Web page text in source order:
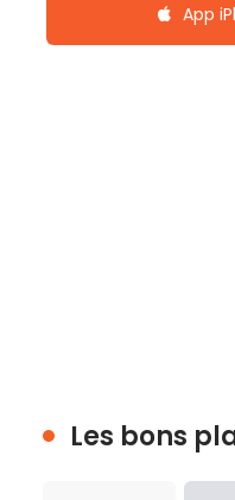
App
Les bons